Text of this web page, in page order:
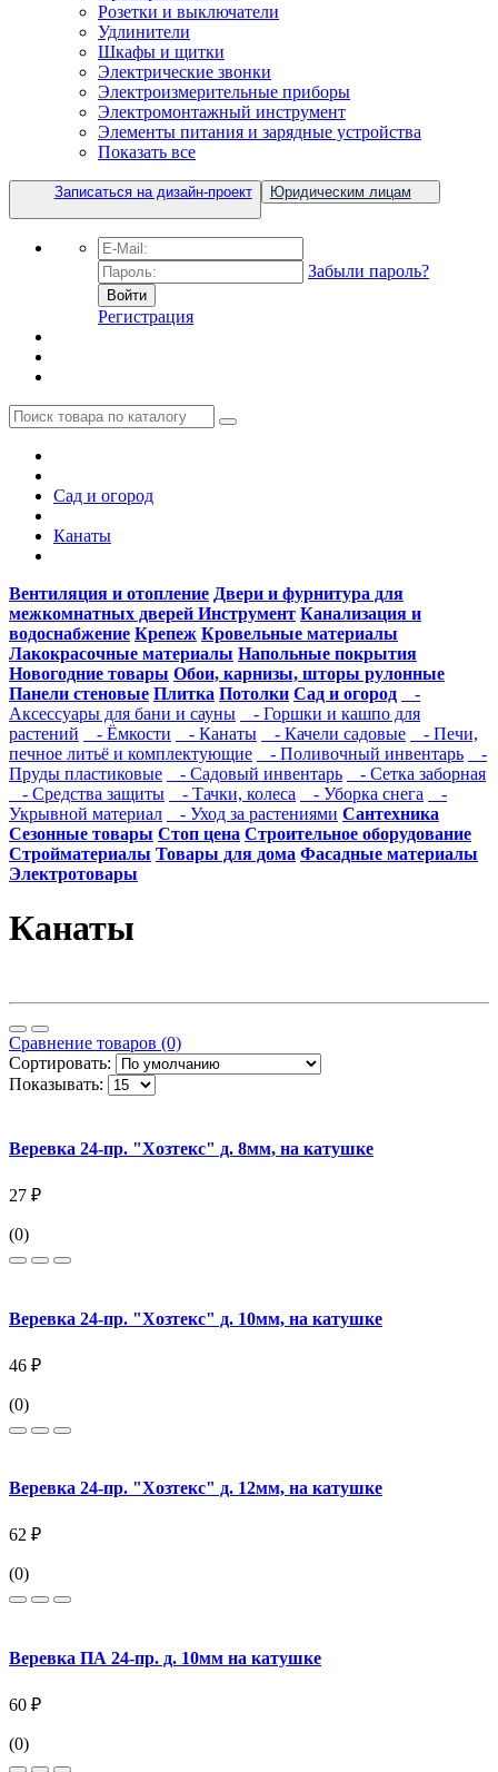
Розетки и выключатели
Удлинители
Шкафы и щитки
Электрические звонки
Электроизмерительные приборы
Электромонтажный инструмент
Элементы питания и зарядные устройства
Показать все
Записаться на дизайн-проект Юридическим лицам
Забыли пароль?
Регистрация
Сад и огород
Канаты
Вентиляция и отопление Двери и фурнитура для
межкомнатных дверей Инструмент Канализация и
водоснабжение Крепеж Кровельные материалы
Лакокрасочные материалы Напольные покрытия
Новогодние товары Обои, карнизы, шторы рулонные
Панели стеновые Плитка Потолки Сад и огород
-
Аксессуары для бани и сауны
- Горшки и кашпо для
растений
- Ёмкости - Канаты - Качели садовые
- Печи,
печное литьё и комплектующие
- Поливочный инвентарь
-
Пруды пластиковые
- Садовый инвентарь
- Сетка заборная
- Средства защиты
- Тачки, колеса - Уборка снега
-
Укрывной материал
- Уход за растениями Сантехника
Сезонные товары Стоп цена Строительное оборудование
Стройматериалы Товары для дома Фасадные материалы
Электротовары
Канаты
Сравнение товаров (0)
Сортировать:
Показывать:
Веревка 24-пр. "Хозтекс" д. 8мм, на катушке
27 ₽
(0)
Веревка 24-пр. "Хозтекс" д. 10мм, на катушке
46 ₽
(0)
Веревка 24-пр. "Хозтекс" д. 12мм, на катушке
62 ₽
(0)
Веревка ПА 24-пр. д. 10мм на катушке
60 ₽
(0)